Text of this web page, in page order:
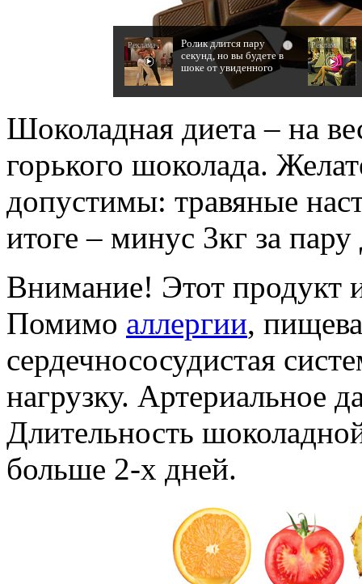
Шоколадная диета – на
горького шоколада.
допустимы: травяные
итоге – минус 3кг за
Внимание! Этот продукт
Помимо аллергии,
сердечнососудистая
нагрузку. Артериальное
Длительность
больше 2-х дней.
i
Ролик длится пару
секунд, но вы будете в
шоке от увиденного